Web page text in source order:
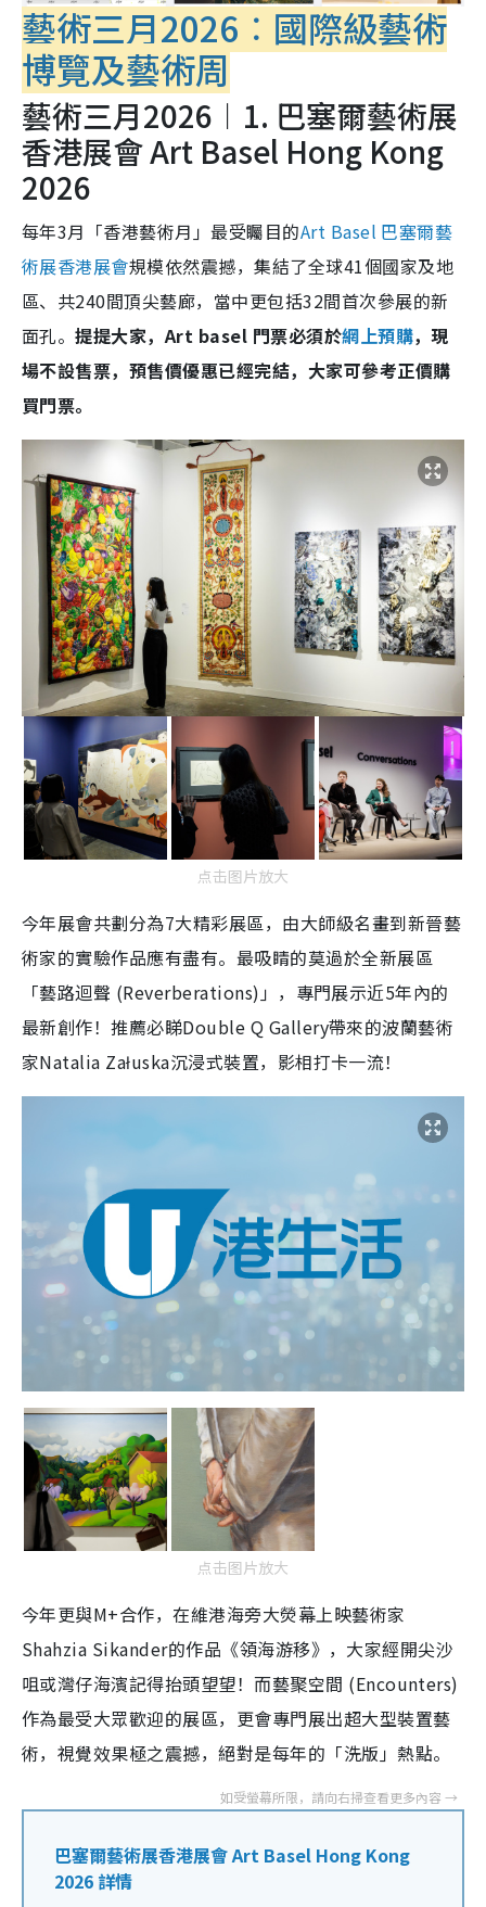
藝術三月2026︰國際級藝術
博覽及藝術周
藝術三月2026︱1. 巴塞爾藝術展
香港展會 Art Basel Hong Kong
2026
每年3月「香港藝術月」最受矚目的Art Basel 巴塞爾藝
術展香港展會規模依然震撼，集結了全球41個國家及地
區、共240間頂尖藝廊，當中更包括32間首次參展的新
面孔。提提大家，Art basel 門票必須於網上預購，現
場不設售票，預售價優惠已經完結，大家可參考正價購
買門票。
点击图片放大
今年展會共劃分為7大精彩展區，由大師級名畫到新晉藝
術家的實驗作品應有盡有。最吸睛的莫過於全新展區
「藝路迴聲 (Reverberations)」，專門展示近5年內的
最新創作！推薦必睇Double Q Gallery帶來的波蘭藝術
家Natalia Załuska沉浸式裝置，影相打卡一流！
点击图片放大
今年更與M+合作，在維港海旁大熒幕上映藝術家
Shahzia Sikander的作品《領海游移》，大家經開尖沙
咀或灣仔海濱記得抬頭望望！而藝聚空間 (Encounters)
作為最受大眾歡迎的展區，更會專門展出超大型裝置藝
術，視覺效果極之震撼，絕對是每年的「洗版」熱點。
巴塞爾藝術展香港展會 Art Basel Hong Kong
2026 詳情